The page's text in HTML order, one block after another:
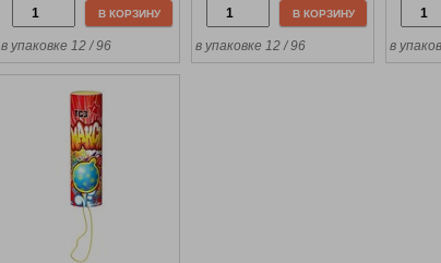
В КОРЗИНУ
в упаковке 12 / 96
В КОРЗИНУ
в упаковке 12 / 96 в